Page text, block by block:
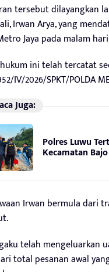
tersebut dilayangkan
Irwan Arya, yang
Jaya pada malam
ini telah tercatat
IV/2026/SPKT/POLDA
Juga:
Polres Luwu
Kecamatan
Irwan bermula dari
telah mengeluarkan
total pesanan awal